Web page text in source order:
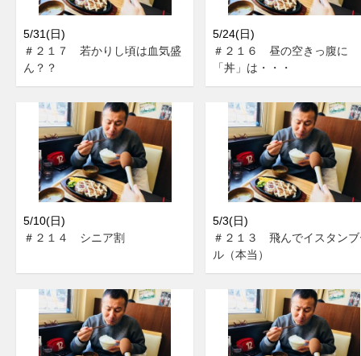
5/31(日)
＃２１７ 若かりし頃は血気盛
ん？？
5/24(日)
＃２１６ 昼の空きっ腹に
「丼」は・・・
5/10(日)
＃２１４ シニア割
5/3(日)
＃２１３ 飛んでイスタン
ル（本当）